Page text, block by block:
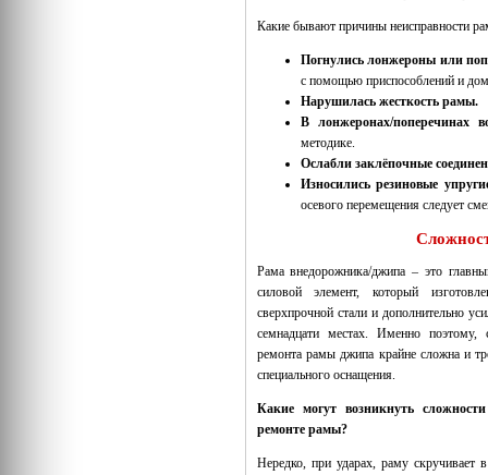
Какие бывают причины неисправности
Погнулись лонжероны или
с помощью приспособлений и
Нарушилась жесткость рамы.
В лонжеронах/поперечинах
методике.
Ослабли заклёпочные
Износились резиновые
осевого перемещения следует
Рама внедорожника/джипа – это
силовой элемент, который
сверхпрочной стали и дополнительно
семнадцати местах. Именно поэтому,
ремонта рамы джипа крайне сложна и
специального оснащения.
Какие могут возникнуть
ремонте рамы?
Нередко, при ударах, раму скручивает